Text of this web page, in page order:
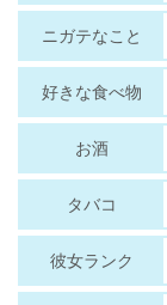
ニガテなこと
好きな食べ物
お酒
タバコ
彼女ランク